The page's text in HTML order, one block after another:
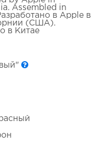
Assembled in
в Apple в
(США).
в Китае